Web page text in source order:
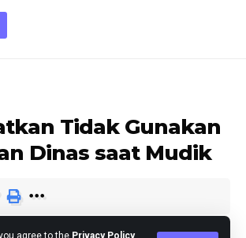
agree to the Privacy Policy
Tidak Gunakan
Dinas saat Mudik
March 18, 2026